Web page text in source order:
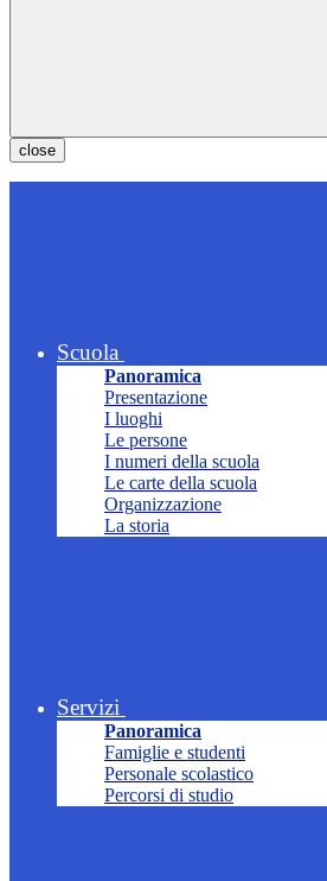
close
Scuola
Panoramica
Presentazione
I luoghi
Le persone
I numeri della scuola
Le carte della scuola
Organizzazione
La storia
Servizi
Panoramica
Famiglie e studenti
Personale scolastico
Percorsi di studio